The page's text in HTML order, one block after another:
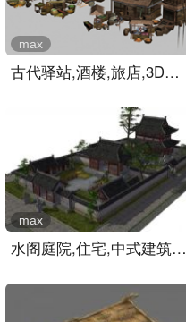
古代驿站,酒楼,旅店,3D游戏..
max
水阁庭院,住宅,中式建筑,古..
max